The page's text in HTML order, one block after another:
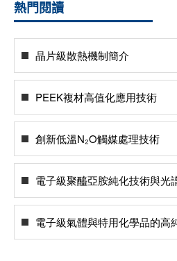
熱門閱讀
晶片級散熱機制簡介
PEEK複材高值化應用技術
創新低溫N₂O觸媒處理技術
電子級聚醯亞胺純化技術與光
電子級氣體與特用化學品的高